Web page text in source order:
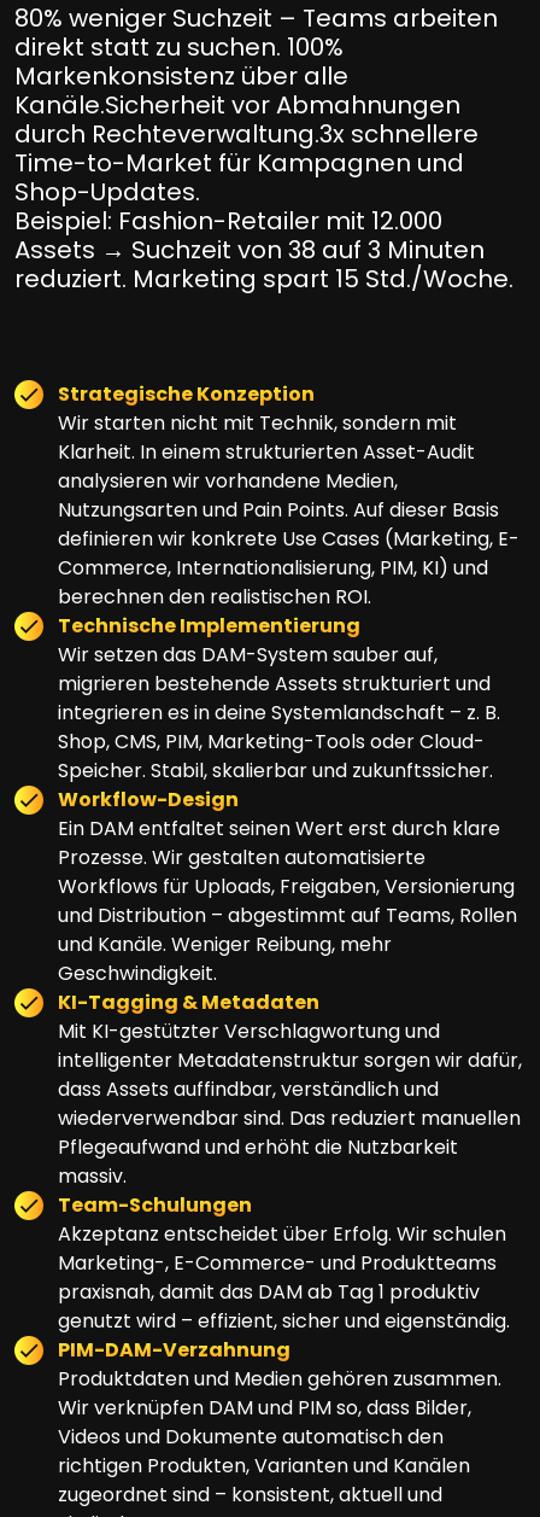
80% weniger Suchzeit – Teams arbeiten
direkt statt zu suchen. 100%
Markenkonsistenz über alle
Kanäle.Sicherheit vor Abmahnungen
durch Rechteverwaltung.3x schnellere
Time-to-Market für Kampagnen und
Shop-Updates.
Beispiel: Fashion-Retailer mit 12.000
Assets → Suchzeit von 38 auf 3 Minuten
reduziert. Marketing spart 15 Std./Woche.
Strategische Konzeption
Wir starten nicht mit Technik, sondern mit
Klarheit. In einem strukturierten Asset-Audit
analysieren wir vorhandene Medien,
Nutzungsarten und Pain Points. Auf dieser Basis
definieren wir konkrete Use Cases (Marketing, E-
Commerce, Internationalisierung, PIM, KI) und
berechnen den realistischen ROI.
Technische Implementierung
Wir setzen das DAM-System sauber auf,
migrieren bestehende Assets strukturiert und
integrieren es in deine Systemlandschaft – z. B.
Shop, CMS, PIM, Marketing-Tools oder Cloud-
Speicher. Stabil, skalierbar und zukunftssicher.
Workflow-Design
Ein DAM entfaltet seinen Wert erst durch klare
Prozesse. Wir gestalten automatisierte
Workflows für Uploads, Freigaben, Versionierung
und Distribution – abgestimmt auf Teams, Rollen
und Kanäle. Weniger Reibung, mehr
Geschwindigkeit.
KI-Tagging & Metadaten
Mit KI-gestützter Verschlagwortung und
intelligenter Metadatenstruktur sorgen wir dafür,
dass Assets auffindbar, verständlich und
wiederverwendbar sind. Das reduziert manuellen
Pflegeaufwand und erhöht die Nutzbarkeit
massiv.
Team-Schulungen
Akzeptanz entscheidet über Erfolg. Wir schulen
Marketing-, E-Commerce- und Produktteams
praxisnah, damit das DAM ab Tag 1 produktiv
genutzt wird – effizient, sicher und eigenständig.
PIM-DAM-Verzahnung
Produktdaten und Medien gehören zusammen.
Wir verknüpfen DAM und PIM so, dass Bilder,
Videos und Dokumente automatisch den
richtigen Produkten, Varianten und Kanälen
zugeordnet sind – konsistent, aktuell und